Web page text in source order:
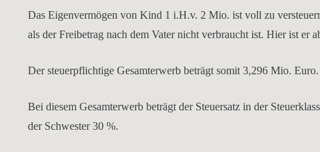
Das Eigenvermögen von Kind 1 i.H.v. 2 Mio. ist voll zu
als der Freibetrag nach dem Vater nicht verbraucht ist. Hier ist
Der steuerpflichtige Gesamterwerb beträgt somit 3,296 Mio. Euro.
Bei diesem Gesamterwerb beträgt der Steuersatz in der
der Schwester 30 %.